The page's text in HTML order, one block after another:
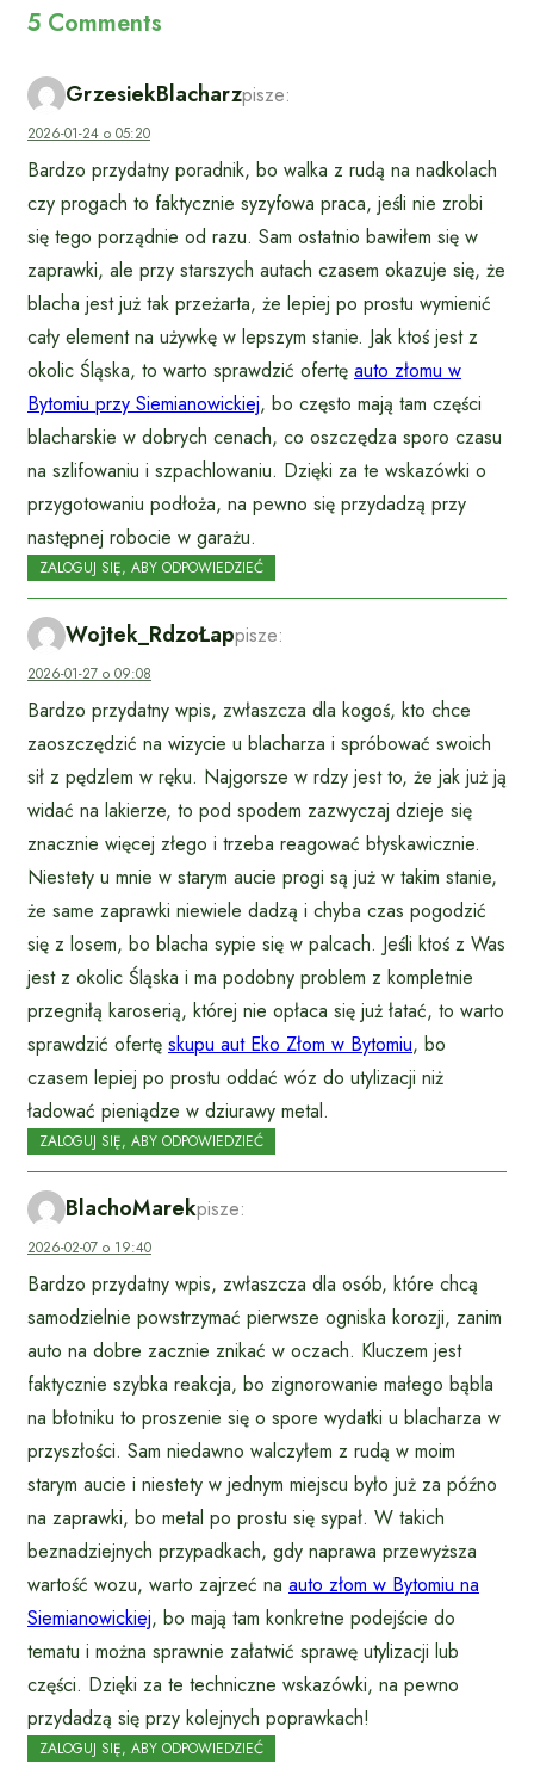
5 Comments
GrzesiekBlacharzpisze:
2026-01-24 o 05:20
Bardzo przydatny poradnik, bo walka z rudą na nadkolach
czy progach to faktycznie syzyfowa praca, jeśli nie zrobi
się tego porządnie od razu. Sam ostatnio bawiłem się w
zaprawki, ale przy starszych autach czasem okazuje się, że
blacha jest już tak przeżarta, że lepiej po prostu wymienić
cały element na używkę w lepszym stanie. Jak ktoś jest z
okolic Śląska, to warto sprawdzić ofertę auto złomu w
Bytomiu przy Siemianowickiej, bo często mają tam części
blacharskie w dobrych cenach, co oszczędza sporo czasu
na szlifowaniu i szpachlowaniu. Dzięki za te wskazówki o
przygotowaniu podłoża, na pewno się przydadzą przy
następnej robocie w garażu.
ZALOGUJ SIĘ, ABY ODPOWIEDZIEĆ
Wojtek_RdzoŁappisze:
2026-01-27 o 09:08
Bardzo przydatny wpis, zwłaszcza dla kogoś, kto chce
zaoszczędzić na wizycie u blacharza i spróbować swoich
sił z pędzlem w ręku. Najgorsze w rdzy jest to, że jak już ją
widać na lakierze, to pod spodem zazwyczaj dzieje się
znacznie więcej złego i trzeba reagować błyskawicznie.
Niestety u mnie w starym aucie progi są już w takim stanie,
że same zaprawki niewiele dadzą i chyba czas pogodzić
się z losem, bo blacha sypie się w palcach. Jeśli ktoś z Was
jest z okolic Śląska i ma podobny problem z kompletnie
przegniłą karoserią, której nie opłaca się już łatać, to warto
sprawdzić ofertę skupu aut Eko Złom w Bytomiu, bo
czasem lepiej po prostu oddać wóz do utylizacji niż
ładować pieniądze w dziurawy metal.
ZALOGUJ SIĘ, ABY ODPOWIEDZIEĆ
BlachoMarekpisze:
2026-02-07 o 19:40
Bardzo przydatny wpis, zwłaszcza dla osób, które chcą
samodzielnie powstrzymać pierwsze ogniska korozji, zanim
auto na dobre zacznie znikać w oczach. Kluczem jest
faktycznie szybka reakcja, bo zignorowanie małego bąbla
na błotniku to proszenie się o spore wydatki u blacharza w
przyszłości. Sam niedawno walczyłem z rudą w moim
starym aucie i niestety w jednym miejscu było już za późno
na zaprawki, bo metal po prostu się sypał. W takich
beznadziejnych przypadkach, gdy naprawa przewyższa
wartość wozu, warto zajrzeć na auto złom w Bytomiu na
Siemianowickiej, bo mają tam konkretne podejście do
tematu i można sprawnie załatwić sprawę utylizacji lub
części. Dzięki za te techniczne wskazówki, na pewno
przydadzą się przy kolejnych poprawkach!
ZALOGUJ SIĘ, ABY ODPOWIEDZIEĆ